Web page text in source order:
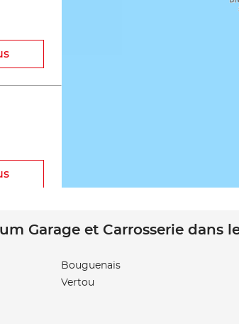
Garage et Carrosserie dans
Bouguenais
Vertou